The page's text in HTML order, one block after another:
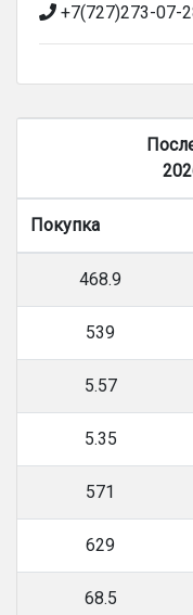
+7(727)273-07-
Покупка
468.9
539
5.57
5.35
571
629
68.5